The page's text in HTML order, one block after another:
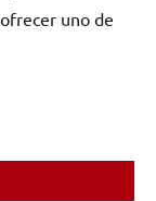
uno de